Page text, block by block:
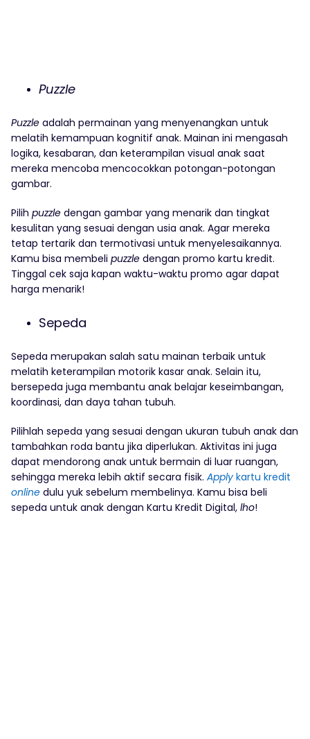
Puzzle
Puzzle adalah permainan yang menyenangkan untuk
melatih kemampuan kognitif anak. Mainan ini mengasah
logika, kesabaran, dan keterampilan visual anak saat
mereka mencoba mencocokkan potongan-potongan
gambar.
Pilih puzzle dengan gambar yang menarik dan tingkat
kesulitan yang sesuai dengan usia anak. Agar mereka
tetap tertarik dan termotivasi untuk menyelesaikannya.
Kamu bisa membeli puzzle dengan promo kartu kredit.
Tinggal cek saja kapan waktu-waktu promo agar dapat
harga menarik!
Sepeda
Sepeda merupakan salah satu mainan terbaik untuk
melatih keterampilan motorik kasar anak. Selain itu,
bersepeda juga membantu anak belajar keseimbangan,
koordinasi, dan daya tahan tubuh.
Pilihlah sepeda yang sesuai dengan ukuran tubuh anak dan
tambahkan roda bantu jika diperlukan. Aktivitas ini juga
dapat mendorong anak untuk bermain di luar ruangan,
sehingga mereka lebih aktif secara fisik. Apply kartu kredit
online dulu yuk sebelum membelinya. Kamu bisa beli
sepeda untuk anak dengan Kartu Kredit Digital, lho!